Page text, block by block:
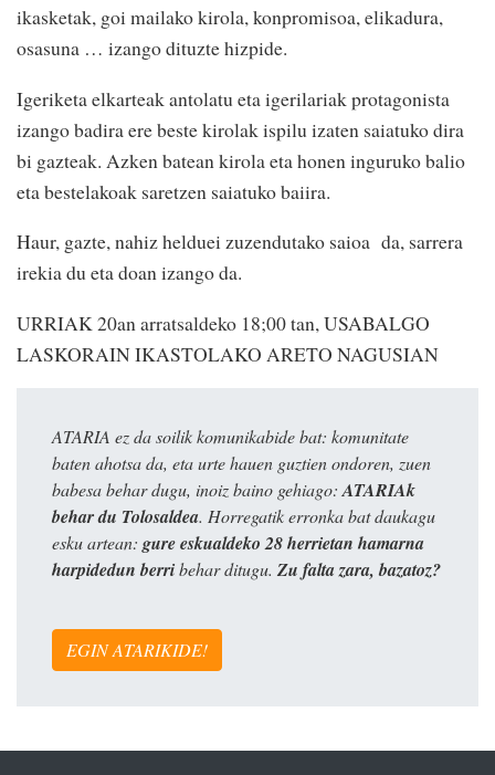
ikasketak, goi mailako kirola, konpromisoa, elikadura,
osasuna … izango dituzte hizpide.
Igeriketa elkarteak antolatu eta igerilariak protagonista
izango badira ere beste kirolak ispilu izaten saiatuko dira
bi gazteak. Azken batean kirola eta honen inguruko balio
eta bestelakoak saretzen saiatuko baiira.
Haur, gazte, nahiz helduei zuzendutako saioa da, sarrera
irekia du eta doan izango da.
URRIAK 20an arratsaldeko 18;00 tan, USABALGO
LASKORAIN IKASTOLAKO ARETO NAGUSIAN
ATARIA ez da soilik komunikabide bat: komunitate
baten ahotsa da, eta urte hauen guztien ondoren, zuen
babesa behar dugu, inoiz baino gehiago:ATARIAk
behar du Tolosaldea. Horregatik erronka bat daukagu
esku artean: gure eskualdeko 28 herrietan hamarna
harpidedun berribehar ditugu. Zu falta zara, bazatoz?
EGIN ATARIKIDE!